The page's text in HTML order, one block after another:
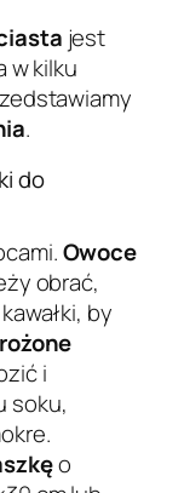
jest
w kilku
.
do
Owoce
obrać,
by
i
soku,
o